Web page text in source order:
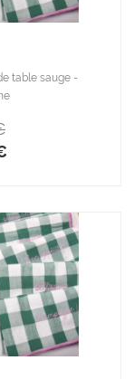
table sauge -